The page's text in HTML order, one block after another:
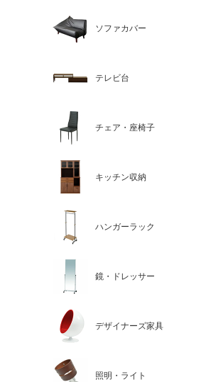
ソファカバー
テレビ台
チェア・座椅子
キッチン収納
ハンガーラック
鏡・ドレッサー
デザイナーズ家具
照明・ライト